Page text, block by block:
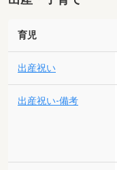
育児
出産祝い
出産祝い-備考